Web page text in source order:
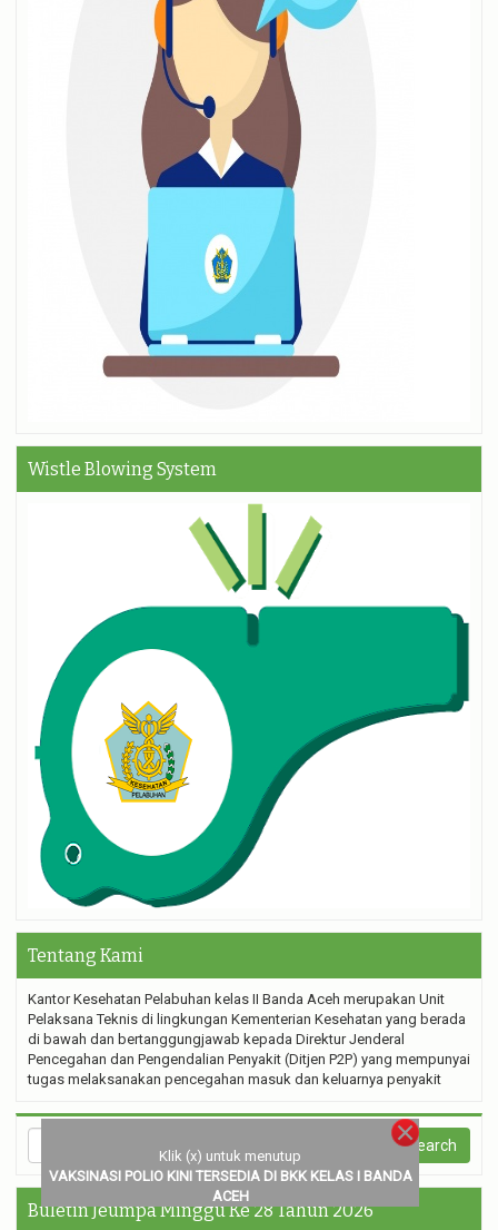
Wistle Blowing System
Tentang Kami
Kantor Kesehatan Pelabuhan kelas II Banda Aceh merupakan Unit
Pelaksana Teknis di lingkungan Kementerian Kesehatan yang berada
di bawah dan bertanggungjawab kepada Direktur Jenderal
Pencegahan dan Pengendalian Penyakit (Ditjen P2P) yang mempunyai
tugas melaksanakan pencegahan masuk dan keluarnya penyakit
Buletin Jeumpa Minggu Ke 28 Tahun 2026
Klik (x) untuk menutup
VAKSINASI POLIO KINI TERSEDIA DI BKK KELAS I BANDA
ACEH